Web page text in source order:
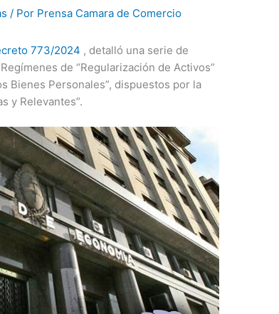
/ Por Prensa Camara de Comercio
773/2024 , detalló una serie de
de “Regularización de Activos”
Bienes Personales”, dispuestos por la
y Relevantes”.